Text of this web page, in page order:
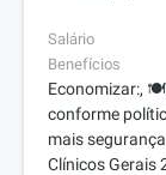
Salário
Benefícios
Economizar:,
conforme
mais
Clínicos Gerais